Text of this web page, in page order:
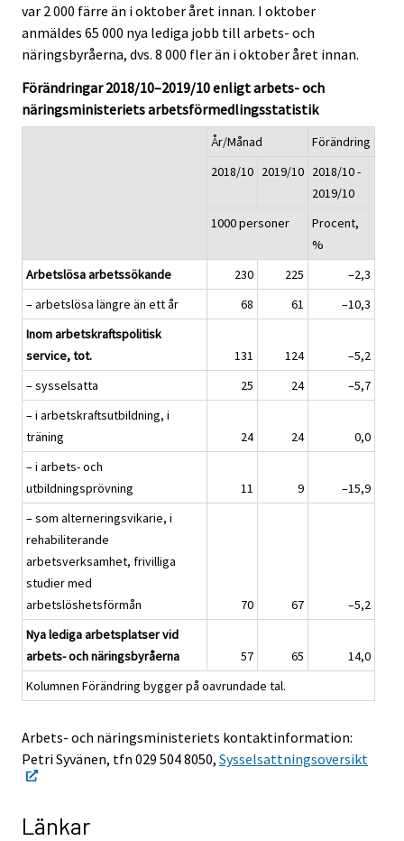
var 2 000 färre än i oktober året innan. I oktober
anmäldes 65 000 nya lediga jobb till arbets- och
näringsbyråerna, dvs. 8 000 fler än i oktober året innan.
Förändringar 2018/10–2019/10 enligt arbets- och
näringsministeriets arbetsförmedlingsstatistik
År/Månad
Förändring
2018/10 2019/10 2018/10 -
2019/10
1000 personer
Procent,
%
Arbetslösa arbetssökande
230 225
–2,3
– arbetslösa längre än ett år
68 61
–10,3
Inom arbetskraftspolitisk
service, tot.
131 124
–5,2
– sysselsatta
25 24
–5,7
– i arbetskraftsutbildning, i
träning
24 24
0,0
– i arbets- och
utbildningsprövning
11 9
–15,9
– som alterneringsvikarie, i
rehabiliterande
arbetsverksamhet, frivilliga
studier med
arbetslöshetsförmån
70 67
–5,2
Nya lediga arbetsplatser vid
arbets- och näringsbyråerna
57 65
14,0
Kolumnen Förändring bygger på oavrundade tal.
Arbets- och näringsministeriets kontaktinformation:
Petri Syvänen, tfn 029 504 8050, Sysselsattningsoversikt
Länkar